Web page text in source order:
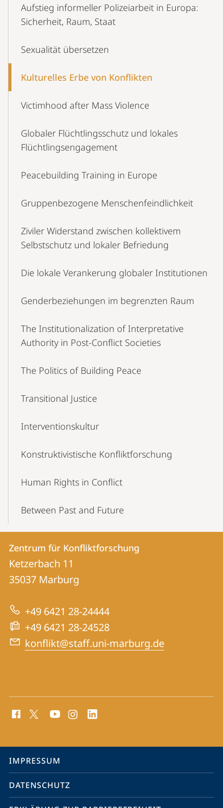
Aufstieg informeller Polizeiarbeit in Europa:
Sicherheit, Raum, Staat
Sexualität übersetzen
Kulturelles Erbe von Konflikten
Victimhood after Mass Violence
Globaler Flüchtlingsschutz und lokales
Flüchtlingsengagement
Peacebuilding Training in Europe
Gruppenbezogene Menschenfeindlichkeit
Ziviler Widerstand zwischen kollektivem
Selbstschutz und lokaler Befriedung
Die lokale Verankerung globaler Institutionen
Genderbeziehungen im begrenzten Raum
The Institutionalization of Interpretative
Authority in Post-Conflict Societies
The Politics of Building Peace
Transitional Justice
Interventionskultur
Konstruktivistische Konfliktforschung
Human Rights in Conflict
Between Past and Future
Kontakt
und
Informationen
zur
Website
Kontaktinformationen
Zentrum
für
Konfliktforschung
Zentrum für Konfliktforschung
Ketzerbach 11
35037 Marburg
+49 6421 28-24444
+49 6421 28-24528
konflikt@staff.uni-marburg.de
Media
Service-
Navigation
IMPRESSUM
DATENSCHUTZ